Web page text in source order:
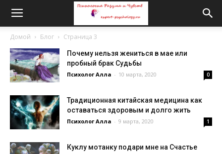
Домой Блог Страница 3
Почему нельзя жениться в мае или
пробный брак Судьбы
Психолог Алла - 10 марта, 2020 0
Традиционная китайская медицина как
оставаться здоровым и долго жить
Психолог Алла - 9 марта, 2020 1
Куклу мотанку подари мне на Счастье